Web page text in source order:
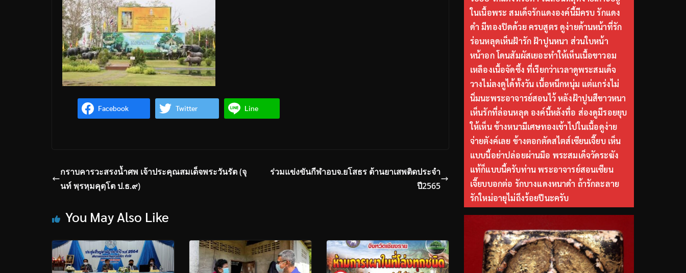
Facebook Twitter Line
กราบคารวะสรงน้ำศพ เจ้าประคุณสมเด็จพระวันรัต (จุ
นท์ พฺรหฺมคุตฺโต ป.ธ.๙)
ร่วมแข่งขันกีฬาอบจ.ยโสธร ต้านยาเสพติดประจำ
ปี2565
You May Also Like
ในเนื้อพระ สมเด็จรักแดงองค์นี้มีครบ รักแดง
ดำ มีทองปิดด้วย ครบสูตร ดูง่ายด้านหน้าที่รัก
ร่อนหลุดเห็นฝ้ารัก ฝ้าปูนหนา ส่วนใบหน้า
หน้าอก โดนสัมผัสเยอะทำให้เห็นเนื้อขาวอม
เหลืองเนื้อจัดซึ้ง ที่เรียกว่าเวลาดูพระสมเด็จ
วางไม่ลงดูได้ทั้งวัน เนื้อหนึกหนุ่ม แต่แกร่งไม่
นิ่มนะพระอาจารย์สอนไว้ หลังฝ้าปูนสีขาวหนา
เห็นรักที่ล่อนหลุด องค์นี้หลังทื่อ ส่องดูมีรอยยุบ
ให้เห็น ข้างหนามีเศษทองเข้าไปในเนื้อดูง่าย
จ่ายตังค์เลย ข้างตอกตัดสไตส์เซียนเจี๊ยบ เห็น
แบบนี้อย่าปล่อยผ่านมือ พระสมเด็จวัดระฆัง
แท้ก็แบบนี้ครับท่าน พระอาจารย์สอนเซียน
เจี๊ยบบอกต่อ รักบางแดงหนาดำ ถ้ารักละลาย
รักใหม่อายุไม่ถึงร้อยปีนะครับ